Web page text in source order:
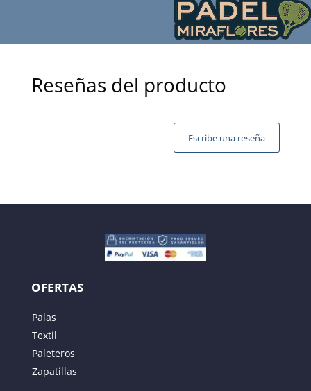
Reseñas del producto
Escribe una reseña
OFERTAS
Palas
Textil
Paleteros
Zapatillas